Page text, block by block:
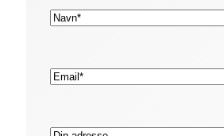
Navn*
E-
mail*
Adresse